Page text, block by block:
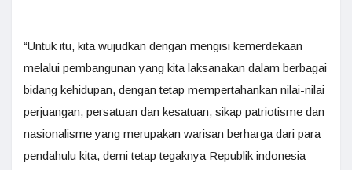
“Untuk itu, kita wujudkan dengan mengisi kemerdekaan
melalui pembangunan yang kita laksanakan dalam berbagai
bidang kehidupan, dengan tetap mempertahankan nilai-nilai
perjuangan, persatuan dan kesatuan, sikap patriotisme dan
nasionalisme yang merupakan warisan berharga dari para
pendahulu kita, demi tetap tegaknya Republik indonesia